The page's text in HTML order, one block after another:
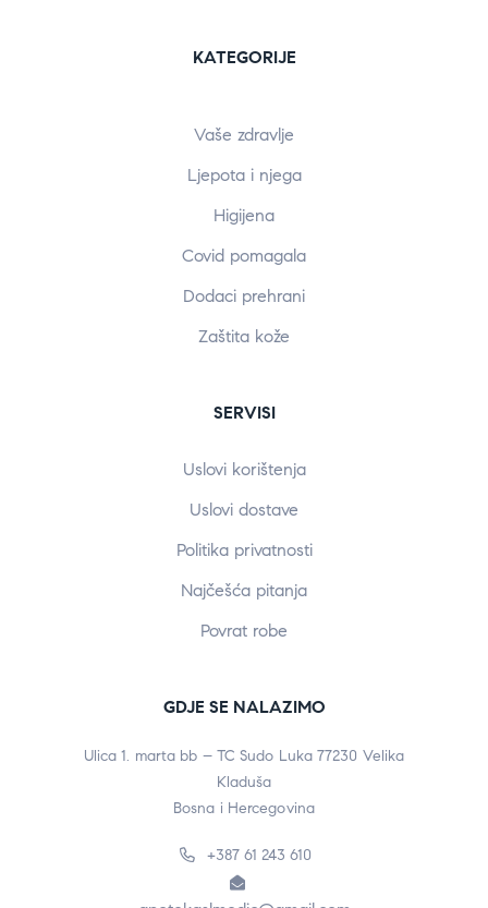
KATEGORIJE
Vaše zdravlje
Ljepota i njega
Higijena
Covid pomagala
Dodaci prehrani
Zaštita kože
SERVISI
Uslovi korištenja
Uslovi dostave
Politika privatnosti
Najčešća pitanja
Povrat robe
GDJE SE NALAZIMO
Ulica 1. marta bb – TC Sudo Luka 77230 Velika
Kladuša
Bosna i Hercegovina
+387 61 243 610